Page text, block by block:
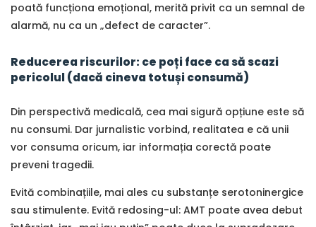
poată funcționa emoțional, merită privit ca un semnal de
alarmă, nu ca un „defect de caracter”.
Reducerea riscurilor: ce poți face ca să scazi
pericolul (dacă cineva totuși consumă)
Din perspectivă medicală, cea mai sigură opțiune este să
nu consumi. Dar jurnalistic vorbind, realitatea e că unii
vor consuma oricum, iar informația corectă poate
preveni tragedii.
Evită combinațiile, mai ales cu substanțe serotoninergice
sau stimulente. Evită redosing-ul: AMT poate avea debut